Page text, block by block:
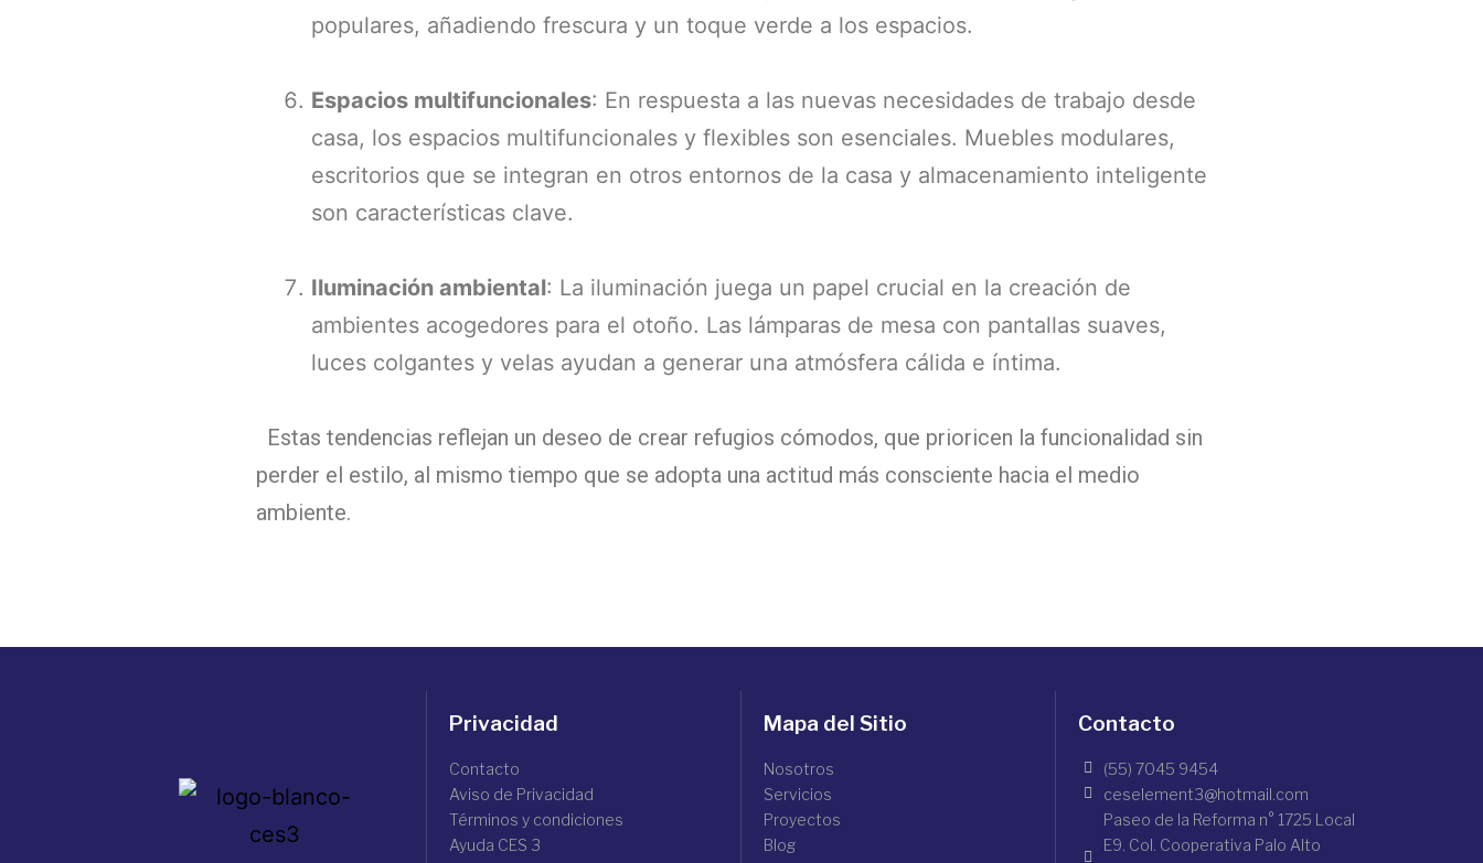
populares, añadiendo frescura y un toque verde a los espacios.
Espacios multifuncionales: En respuesta a las nuevas necesidades de trabajo desde
casa, los espacios multifuncionales y flexibles son esenciales. Muebles modulares,
escritorios que se integran en otros entornos de la casa y almacenamiento inteligente
son características clave.
Iluminación ambiental: La iluminación juega un papel crucial en la creación de
ambientes acogedores para el otoño. Las lámparas de mesa con pantallas suaves,
luces colgantes y velas ayudan a generar una atmósfera cálida e íntima.
Estas tendencias reflejan un deseo de crear refugios cómodos, que prioricen la funcionalidad sin
perder el estilo, al mismo tiempo que se adopta una actitud más consciente hacia el medio
ambiente.
Privacidad
Contacto
Aviso de Privacidad
Términos y condiciones
Ayuda CES 3
Mapa del Sitio
Nosotros
Servicios
Proyectos
Blog
Contacto
(55) 7045 9454
ceselement3@hotmail.com
Paseo de la Reforma n° 1725 Local
E9. Col. Cooperativa Palo Alto